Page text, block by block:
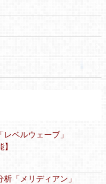
ベルウェーブ」
「メリディアン」